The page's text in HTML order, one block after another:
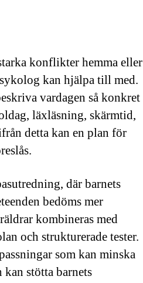
konflikter hemma eller
kan hjälpa till med.
vardagen så konkret
läxläsning, skärmtid,
detta kan en plan för
där barnets
bedöms mer
kombineras med
och strukturerade tester.
som kan minska
stötta barnets